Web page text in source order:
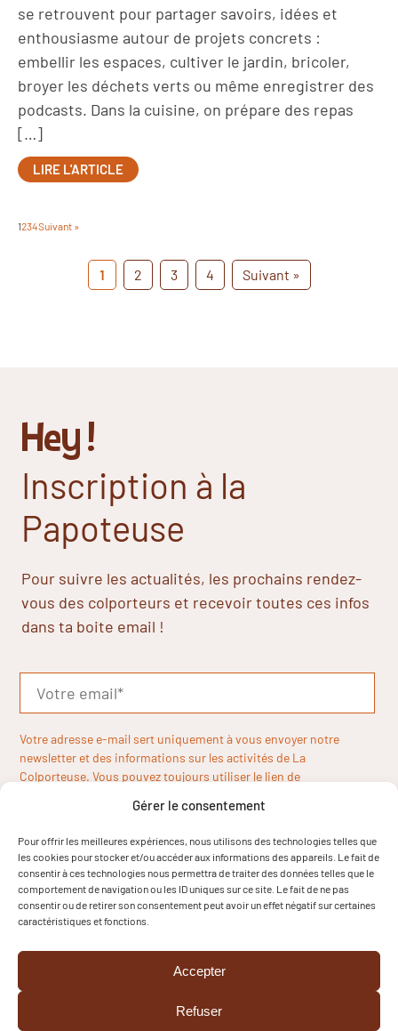
Gérer le consentement
Pour offrir les meilleures expériences, nous utilisons des technologies telles que
les cookies pour stocker et/ou accéder aux informations des appareils. Le fait de
consentir à ces technologies nous permettra de traiter des données telles que le
comportement de navigation ou les ID uniques sur ce site. Le fait de ne pas
consentir ou de retirer son consentement peut avoir un effet négatif sur certaines
caractéristiques et fonctions.
Accepter
Refuser
se retrouvent pour partager savoirs, idées et
enthousiasme autour de projets concrets :
embellir les espaces, cultiver le jardin, bricoler,
broyer les déchets verts ou même enregistrer des
podcasts. Dans la cuisine, on prépare des repas
[…]
LIRE L'ARTICLE
1234Suivant »
1 2 3 4 Suivant »
Hey !
Inscription à la
Papoteuse
Pour suivre les actualités, les prochains rendez-
vous des colporteurs et recevoir toutes ces infos
dans ta boite email !
Votre adresse e-mail sert uniquement à vous envoyer notre
newsletter et des informations sur les activités de La
Colporteuse. Vous pouvez toujours utiliser le lien de